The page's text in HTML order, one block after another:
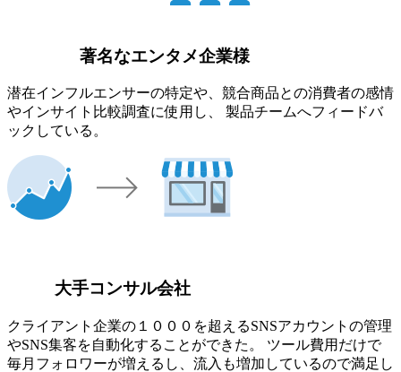
著名なエンタメ企業様
潜在インフルエンサーの特定や、競合商品との消費者の感情
やインサイト比較調査に使用し、 製品チームへフィードバ
ックしている。
大手コンサル会社
クライアント企業の１０００を超えるSNSアカウントの管理
やSNS集客を自動化することができた。 ツール費用だけで
毎月フォロワーが増えるし、流入も増加しているので満足し